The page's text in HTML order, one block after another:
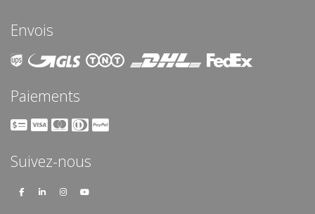
Envois
Paiements
Suivez-nous